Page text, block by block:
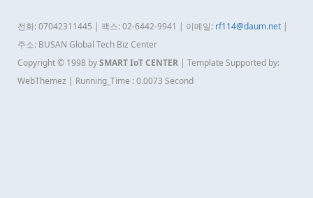
전화: 07042311445 | 팩스: 02-6442-9941 | 이메일: rf114@daum.net |
주소: BUSAN Global Tech Biz Center
Copyright © 1998 bySMART IoT CENTER | Template Supported by:
WebThemez | Running_Time : 0.0073 Second